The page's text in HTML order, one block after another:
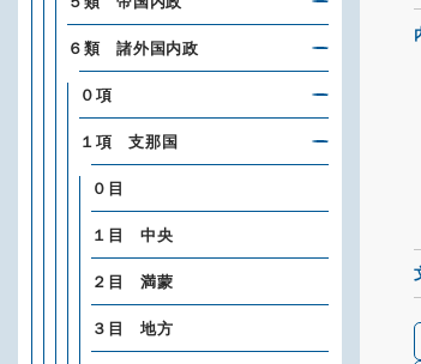
６類 諸外国内政
０項
１項 支那国
０目
１目 中央
２目 満蒙
３目 地方